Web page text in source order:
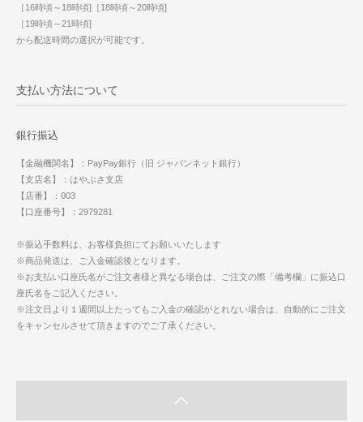
［16時頃～18時頃]［18時頃～20時頃]
［19時頃～21時頃]
から配送時間の選択が可能です。
支払い方法について
銀行振込
【金融機関名】：PayPay銀行（旧 ジャパンネット銀行）
【支店名】：はやぶさ支店
【店番】：003
【口座番号】：2979281
※振込手数料は、お客様負担にてお願いいたします
※商品発送は、ご入金確認後となります。
※お支払い口座氏名がご注文者様と異なる場合は、ご注文の際「備考欄」に振込口
座氏名をご記入ください。
※注文日より１週間以上たってもご入金の確認がとれない場合は、自動的にご注文
をキャンセルさせて頂きますのでご了承ください。